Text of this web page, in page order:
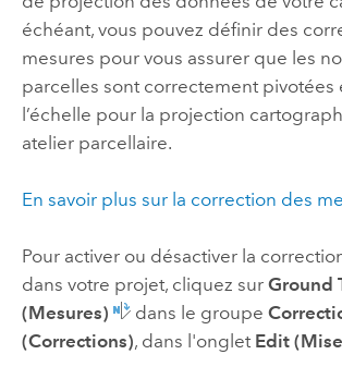
échéant, vous pouvez définir des
mesures pour vous assurer que les
parcelles sont correctement pivotées
l’échelle pour la projection
atelier parcellaire.
En savoir plus sur la correction des
Pour activer ou désactiver la
dans votre projet, cliquez sur Ground
(Mesures)
dans le groupe
(Corrections), dans l'onglet Edit